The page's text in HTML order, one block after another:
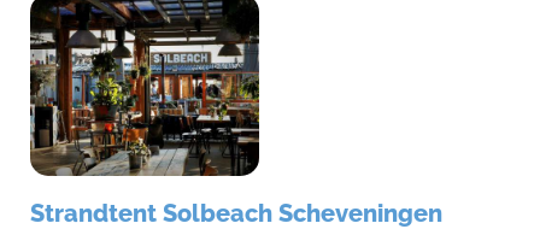
Strandtent Solbeach Scheveningen